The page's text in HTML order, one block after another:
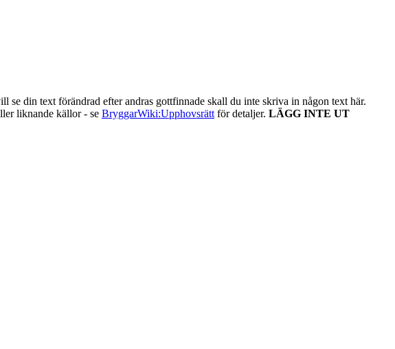
din text förändrad efter andras gottfinnade skall du inte skriva in någon text här.
liknande källor - se BryggarWiki:Upphovsrätt för detaljer. LÄGG INTE UT